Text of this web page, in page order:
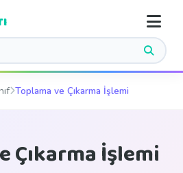
Toplama ve Çıkarma İşlemi
Çıkarma İşlemi